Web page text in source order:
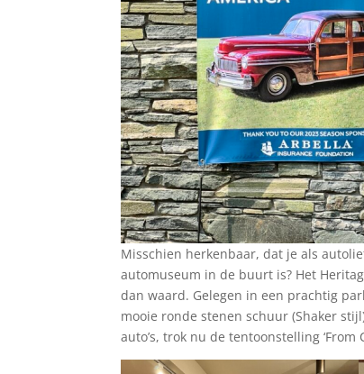
Misschien herkenbaar, dat je als
automuseum in de buurt is? Het
dan waard. Gelegen in een prachtig
mooie ronde stenen schuur (Shaker
auto’s, trok nu de tentoonstelling